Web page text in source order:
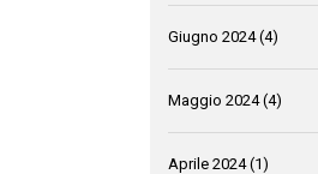
Giugno 2024(4)
Maggio 2024(4)
Aprile 2024(1)